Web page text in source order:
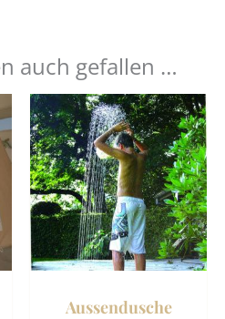
auch gefallen …
Dieses
weist
mehrere
Varianten
Aussendusche